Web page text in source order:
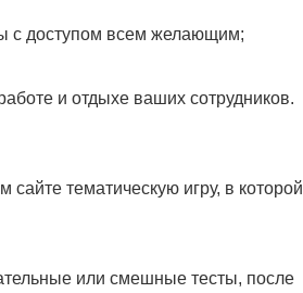
с доступом всем желающим;
и отдыхе ваших сотрудников.
тематическую игру, в которой
или смешные тесты, после